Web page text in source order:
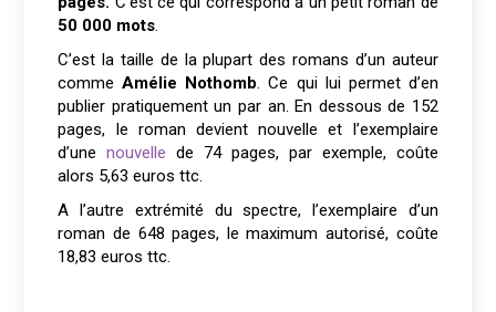
50 000 mots.
C’est la taille de la plupart des romans d’un auteur
commeAmélie Nothomb. Ce qui lui permet d’en
publier pratiquement un par an. En dessous de 152
pages, le roman devient nouvelle et l’exemplaire
d’unenouvelle de 74 pages, par exemple, coûte
alors 5,63 euros ttc.
A l’autre extrémité du spectre, l’exemplaire d’un
roman de 648 pages, le maximum autorisé, coûte
18,83 euros ttc.